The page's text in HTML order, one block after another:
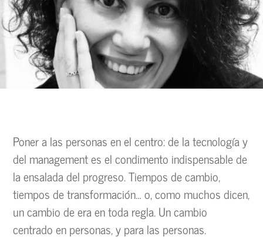
Poner a las personas en el centro: de la tecnología y
del management es el condimento indispensable de
la ensalada del progreso. Tiempos de cambio,
tiempos de transformación… o, como muchos dicen,
un cambio de era en toda regla. Un cambio
centrado en personas, y para las personas.